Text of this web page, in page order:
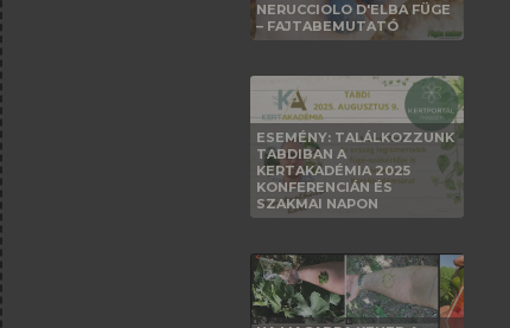
NERUCCIOLO D'ELBA FÜGE
– FAJTABEMUTATÓ
ESEMÉNY: TALÁLKOZZUNK
TABDIBAN A
KERTAKADÉMIA 2025
KONFERENCIÁN ÉS
SZAKMAI NAPON